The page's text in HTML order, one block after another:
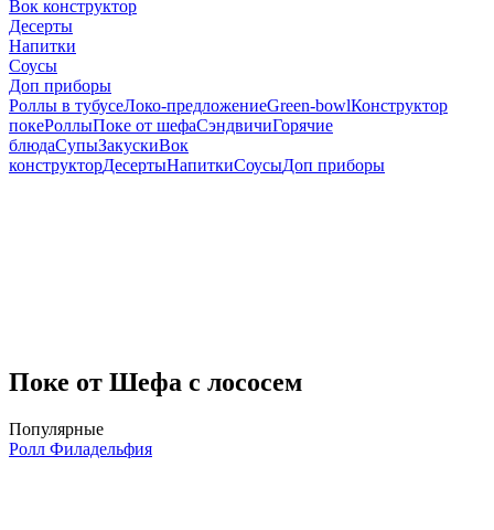
Вок конструктор
Десерты
Напитки
Соусы
Доп приборы
Роллы в тубусеЛоко-предложениеGreen-bowlКонструктор
покеРоллыПоке от шефаСэндвичиГорячие
блюдаСупыЗакускиВок
конструкторДесертыНапиткиСоусыДоп приборы
Поке от Шефа с лососем
Популярные
Ролл Филадельфия